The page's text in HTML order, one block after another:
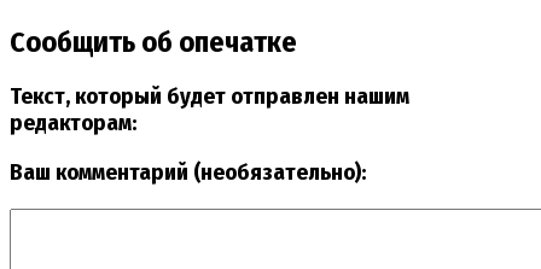
Сообщить об опечатке
Текст, который будет отправлен нашим
редакторам:
Ваш комментарий (необязательно):